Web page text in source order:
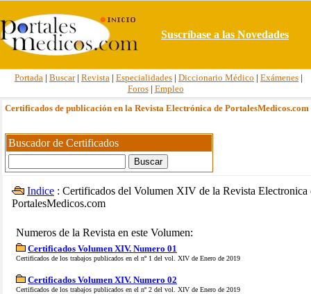
Suscríbase a las Novedades
Portada | Buscar| Revista | Especialidades | Diccionario Médico | Exámenes |
Foros| Empleo
Certificados de publicación en la Revista Electrónica de PortalesMedicos.com
Buscador de Certificados
Indice : Certificados del Volumen XIV de la Revista Electronica
PortalesMedicos.com
Numeros de la Revista en este Volumen:
Certificados Volumen XIV. Numero 01
Certificados de los trabajos publicados en el nº 1 del vol. XIV de Enero de 2019
Certificados Volumen XIV. Numero 02
Certificados de los trabajos publicados en el nº 2 del vol. XIV de Enero de 2019